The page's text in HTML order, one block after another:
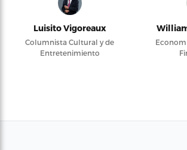
Luisito Vigoreaux
Columnista Cultural y de
Entretenimiento